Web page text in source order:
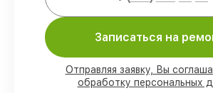
работ выполняем в
клиента
деталей Infratech
доставляются быстро
Подлинные запчасти
Записаться на
Отправляя заявку, Вы
обработку персональных